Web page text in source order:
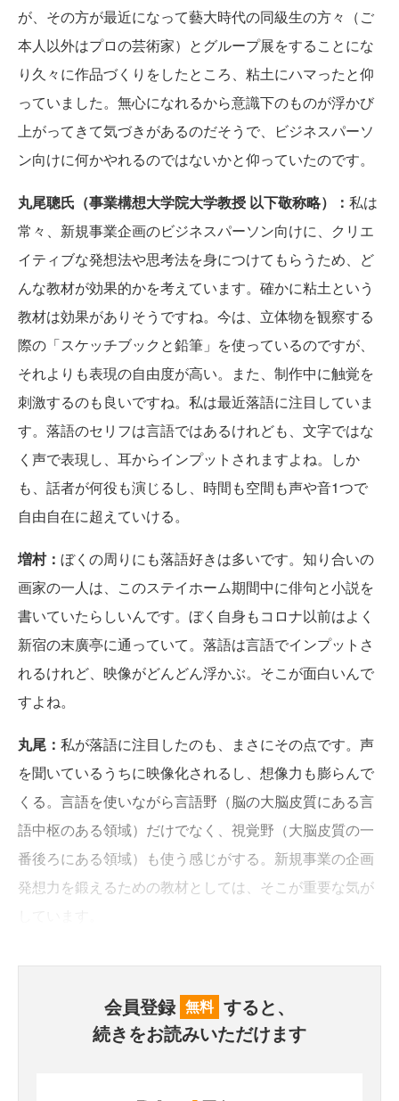
が、その方が最近になって藝大時代の同級生の方々（ご
本人以外はプロの芸術家）とグループ展をすることにな
り久々に作品づくりをしたところ、粘土にハマったと仰
っていました。無心になれるから意識下のものが浮かび
上がってきて気づきがあるのだそうで、ビジネスパーソ
ン向けに何かやれるのではないかと仰っていたのです。
丸尾聰氏（事業構想大学院大学教授 以下敬称略）： 私は
常々、新規事業企画のビジネスパーソン向けに、クリエ
イティブな発想法や思考法を身につけてもらうため、ど
んな教材が効果的かを考えています。確かに粘土という
教材は効果がありそうですね。今は、立体物を観察する
際の「スケッチブックと鉛筆」を使っているのですが、
それよりも表現の自由度が高い。また、制作中に触覚を
刺激するのも良いですね。私は最近落語に注目していま
す。落語のセリフは言語ではあるけれども、文字ではな
く声で表現し、耳からインプットされますよね。しか
も、話者が何役も演じるし、時間も空間も声や音1つで
自由自在に超えていける。
増村： ぼくの周りにも落語好きは多いです。知り合いの
画家の一人は、このステイホーム期間中に俳句と小説を
書いていたらしいんです。ぼく自身もコロナ以前はよく
新宿の末廣亭に通っていて。落語は言語でインプットさ
れるけれど、映像がどんどん浮かぶ。そこが面白いんで
すよね。
丸尾： 私が落語に注目したのも、まさにその点です。声
を聞いているうちに映像化されるし、想像力も膨らんで
くる。言語を使いながら言語野（脳の大脳皮質にある言
語中枢のある領域）だけでなく、視覚野（大脳皮質の一
番後ろにある領域）も使う感じがする。新規事業の企画
発想力を鍛えるための教材としては、そこが重要な気が
会員登録 無料 すると、
続きをお読みいただけます